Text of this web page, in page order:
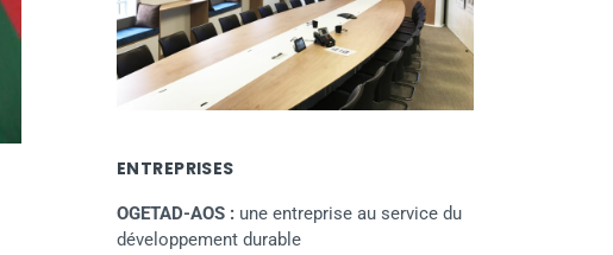
ENTREPRISES
OGETAD-AOS : une entreprise au service du
développement durable